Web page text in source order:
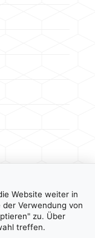
Website weiter in
Verwendung von
zu. Über
treffen.